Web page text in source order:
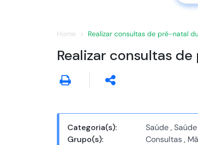
Home Realizar consultas de pré-natal
Realizar consultas
Categoria(s):
Saúde , Saúde
Grupo(s):
Consultas ,